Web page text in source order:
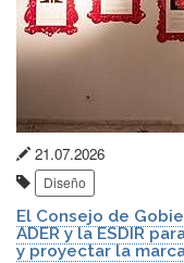
Fecha
de
publicación:
21.07.2026
Etiquetas:
Diseño
El Consejo de
ADER y la ESDIR
y proyectar la